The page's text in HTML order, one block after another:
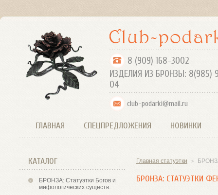
8 (909) 168-
ИЗДЕЛИЯ ИЗ БРОНЗЫ: 8(985)
04
club-podarki@mail.ru
ГЛАВНАЯ СПЕЦПРЕДЛОЖЕНИЯ НОВИНКИ
КАТАЛОГ
БРОНЗА: Статуэтки Богов и
мифологических существ.
Главная статуэтки >
БРОНЗА: СТАТУЭТКИ